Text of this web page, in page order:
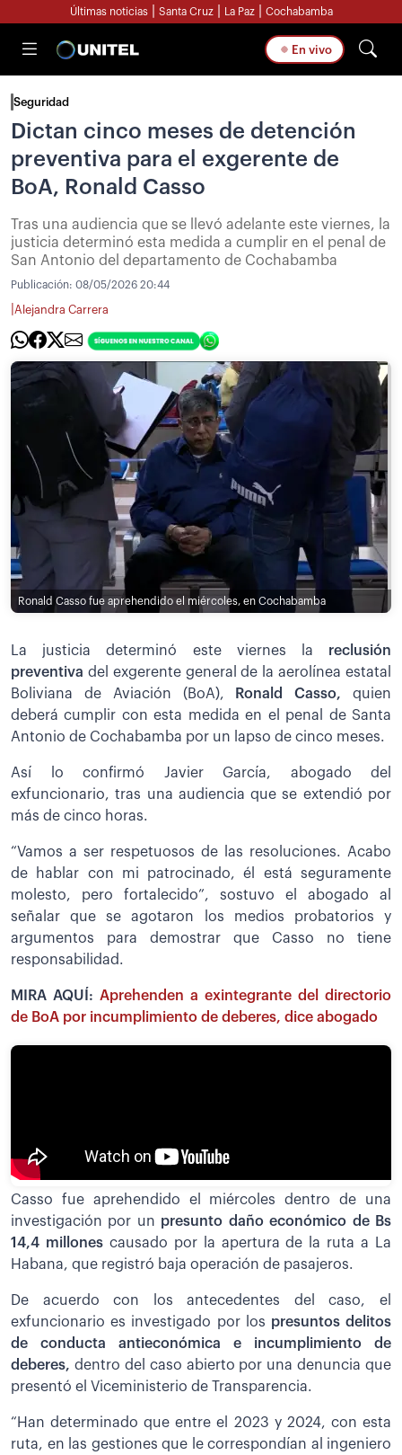
Últimas noticias Santa Cruz La Paz Cochabamba
En vivo
Seguridad
Dictan cinco meses de detención
preventiva para el exgerente de
BoA, Ronald Casso
Tras una audiencia que se llevó adelante este viernes, la
justicia determinó esta medida a cumplir en el penal de
San Antonio del departamento de Cochabamba
Publicación: 08/05/2026 20:44
Alejandra Carrera
Ronald Casso fue aprehendido el miércoles, en Cochabamba
La justicia determinó este viernes la reclusión
preventiva del exgerente general de la aerolínea estatal
Boliviana de Aviación (BoA),
Ronald Casso,quien
deberá cumplir con esta medida en el penal de Santa
Antonio de Cochabamba por un lapso de cinco meses.
Así lo confirmó Javier García, abogado del
exfuncionario, tras una audiencia que se extendió por
más de cinco horas.
“Vamos a ser respetuosos de las resoluciones. Acabo
de hablar con mi patrocinado, él está seguramente
molesto, pero fortalecido”, sostuvo el abogado al
señalar que se agotaron los medios probatorios y
argumentos para demostrar que Casso no tiene
responsabilidad.
MIRA AQUÍ: Aprehenden a exintegrante del directorio
de BoA por incumplimiento de deberes, dice abogado
Casso fue aprehendido el miércoles dentro de una
investigación por un presunto daño económico de Bs
14,4 millonescausado por la apertura de la ruta a La
Habana, que registró baja operación de pasajeros.
De acuerdo con los antecedentes del caso, el
exfuncionario es investigado por los presuntos delitos
de conducta antieconómica e incumplimiento de
deberes, dentro del caso abierto por una denuncia que
presentó el Viceministerio de Transparencia.
“Han determinado que entre el 2023 y 2024, con esta
ruta, en las gestiones que le correspondían al ingeniero